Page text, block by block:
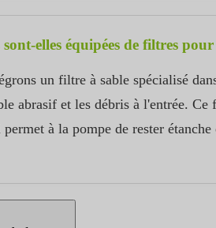
sont-elles équipées de filtres
un filtre à sable spécialisé
abrasif et les débris à l'entrée.
à la pompe de rester